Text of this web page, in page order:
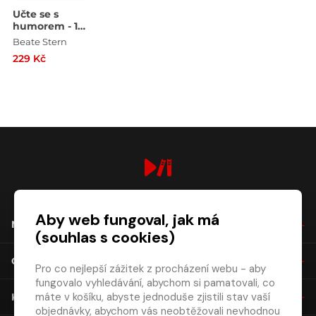
Učte se s
humorem - 101
vtipů -
Beate Stern
229 Kč
NÁKUP
O SPOLEČNOSTI
KONTAKT
Aby web fungoval, jak má
(souhlas s cookies)
Pro co nejlepší zážitek z procházení webu - aby
fungovalo vyhledávání, abychom si pamatovali, co
máte v košíku, abyste jednoduše zjistili stav vaší
objednávky, abychom vás neobtěžovali nevhodnou